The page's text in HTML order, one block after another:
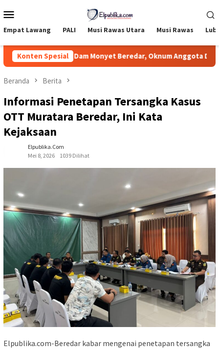
ke
Mobile
Empat Lawang PALI Musi Rawas Utara Musi Rawas
Konten Spesial
PETI di Dam Monyet Beredar, Oknum Anggota DPRD
Beranda Berita
Informasi Penetapan Tersangka Kasus
OTT Muratara Beredar, Ini Kata
Kejaksaan
Elpublika.com
Mei 8, 2026
1039 Dilihat
Elpublika.com-Beredar kabar mengenai penetapan tersangka